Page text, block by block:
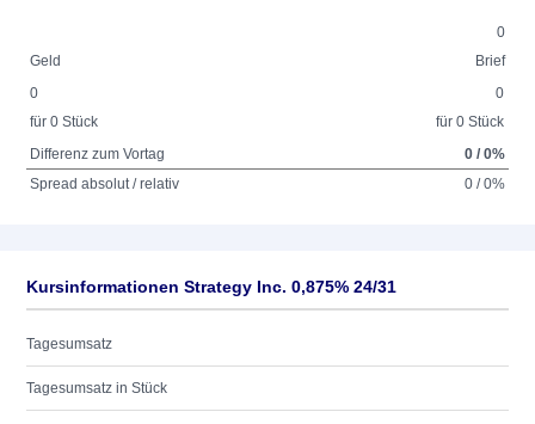
0
Geld
Brief
0
für 0 Stück
0
für 0 Stück
Differenz zum Vortag
0 / 0%
Spread absolut / relativ
0 / 0%
Kursinformationen Strategy Inc. 0,875% 24/31
Tagesumsatz
Tagesumsatz in Stück